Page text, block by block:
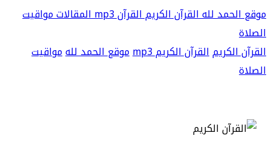
موقع الحمد للهالقرآن الكريمالقرآن mp3 المقالاتمواقيت
الصلاة
القرآن الكريمالقرآن الكريم mp3 موقع الحمد للهمواقيت
الصلاة